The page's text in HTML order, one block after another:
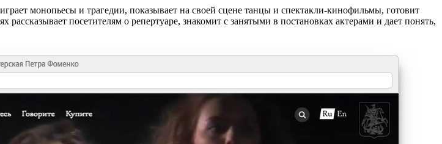
монопьесы и трагедии, показывает на своей сцене танцы и спектакли-кинофильмы, готовит
посетителям о репертуаре, знакомит с занятыми в постановках актерами и дает понять,